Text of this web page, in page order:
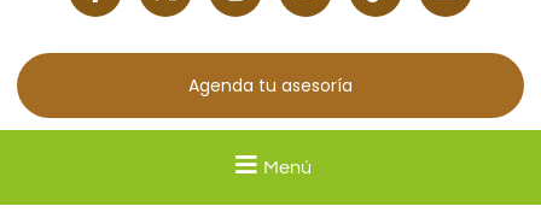
Agenda tu asesoría
Menú